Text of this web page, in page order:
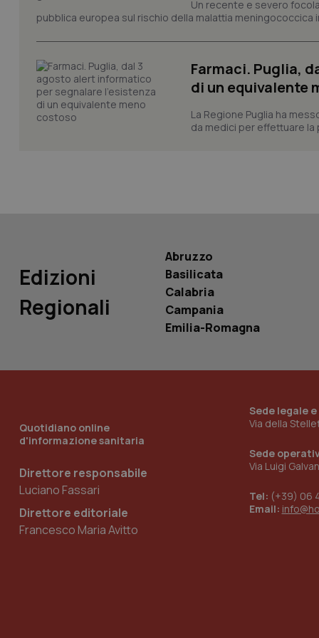
Un recente e severo
pubblica europea sul rischio della malattia meningococcica
Farmaci. Puglia,
di un equivalente
La Regione Puglia ha
da medici per effettuare la
Edizioni
Regionali
Abruzzo
Basilicata
Calabria
Campania
Emilia-Romagna
Quotidiano online
d'informazione sanitaria
Direttore responsabile
Luciano Fassari
Direttore editoriale
Francesco Maria Avitto
Sede legale
Via della
Sede
Via Luigi
Tel: (+39) 06
Email:
tracking-sites-
tracking-enable
tracking-sites-
session-id
Nome
_ga_0VMQEQKQ1N
Nome
__Secure-YNID